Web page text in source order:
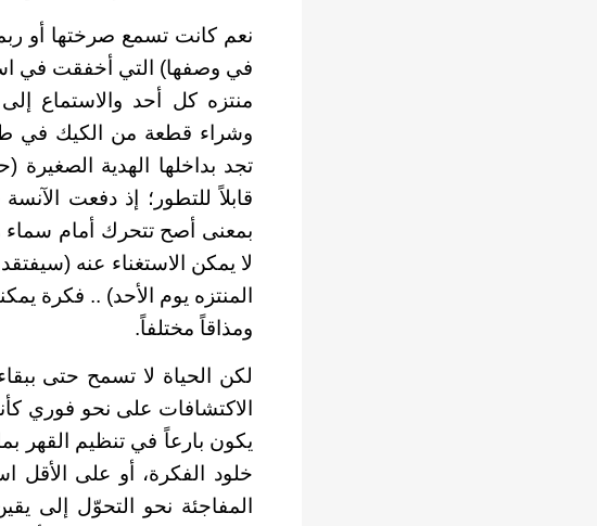
نعم كانت تسمع صرختها أو
في وصفها) التي أخفقت في
منتزه كل أحد والاستماع
وشراء قطعة من الكيك في
تجد بداخلها الهدية الصغيرة
قابلاً للتطور؛ إذ دفعت
بمعنى أصح تتحرك أمام
لا يمكن الاستغناء عنه
المنتزه يوم الأحد) .. فكرة
ومذاقاً مختلفاً.
لكن الحياة لا تسمح حتى
الاكتشافات على نحو فوري
يكون بارعاً في تنظيم القهر
خلود الفكرة، أو على الأقل
المفاجئة نحو التحوّل إلى